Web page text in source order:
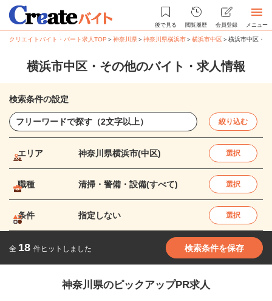
後で見る 閲覧履歴 会員登録 メニュー
クリエイトバイト・パート求人TOP ＞神奈川県＞神奈川県横浜市＞横浜市中区＞横浜市中区・
横浜市中区・その他のバイト・求人情報
検索条件の設定
絞り込む
エリア 神奈川県横浜市(中区) 選択
職種 清掃・警備・設備(すべて) 選択
条件 指定しない 選択
全 18 件ヒットしました 検索条件を保存
神奈川県のピックアップPR求人